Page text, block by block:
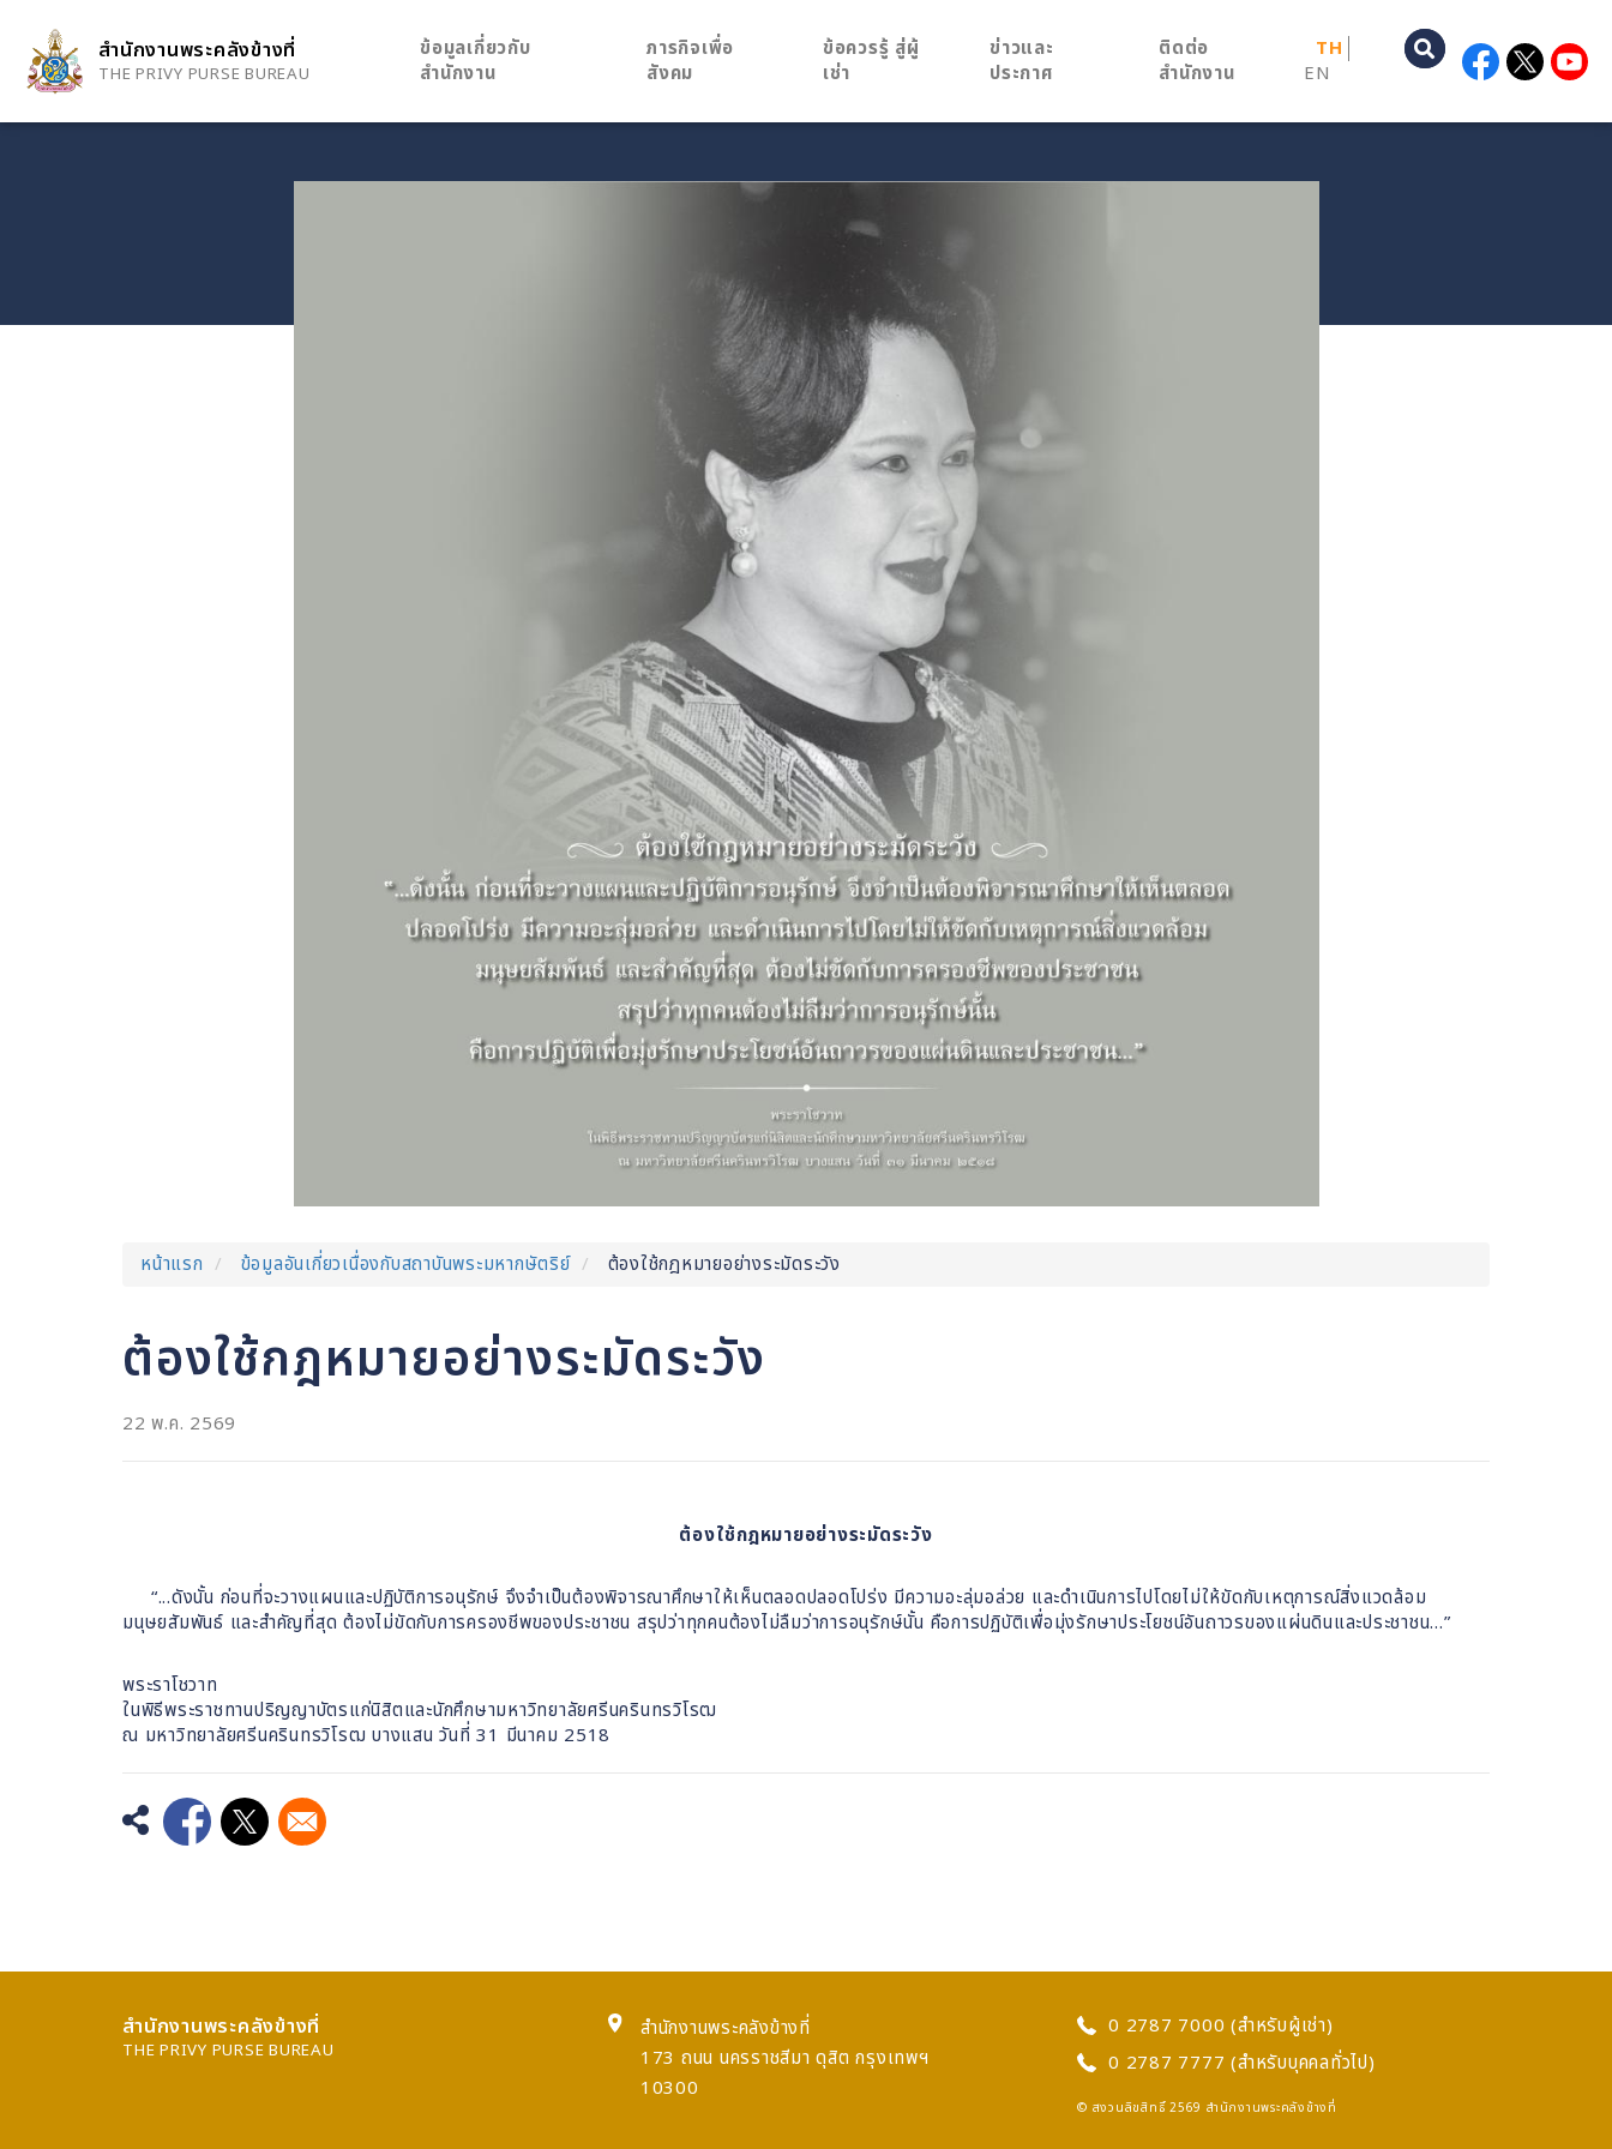
main
content
สำนักงานพระคลังข้างที่
THE PRIVY PURSE BUREAU
ข้อมูลเกี่ยวกับ
สำนักงาน
ภารกิจเพื่อ
สังคม
ข้อควรรู้ สู่ผู้
เช่า
ข่าวและ
ประกาศ
ติดต่อ
สำนักงาน
TH
EN
หน้าแรก ข้อมูลอันเกี่ยวเนื่องกับสถาบันพระมหากษัตริย์ ต้องใช้กฎหมายอย่างระมัดระวัง
ต้องใช้กฎหมายอย่างระมัดระวัง
22 พ.ค. 2569
ต้องใช้กฎหมายอย่างระมัดระวัง
“...ดังนั้น ก่อนที่จะวางแผนและปฏิบัติการอนุรักษ์ จึงจำเป็นต้องพิจารณาศึกษาให้เห็นตลอดปลอดโปร่ง มีความอะลุ่มอล่วย และดำเนินการไปโดยไม่ให้ขัดกับเหตุการณ์สิ่งแวดล้อม
มนุษยสัมพันธ์ และสำคัญที่สุด ต้องไม่ขัดกับการครองชีพของประชาชน สรุปว่าทุกคนต้องไม่ลืมว่าการอนุรักษ์นั้น คือการปฏิบัติเพื่อมุ่งรักษาประโยชน์อันถาวรของแผ่นดินและประชาชน...”
พระราโชวาท
ในพิธีพระราชทานปริญญาบัตรแก่นิสิตและนักศึกษามหาวิทยาลัยศรีนครินทรวิโรฒ
ณ มหาวิทยาลัยศรีนครินทรวิโรฒ บางแสน วันที่ 31 มีนาคม 2518
Opens in a new window
Opens in a new window
สำนักงานพระคลังข้างที่
THE PRIVY PURSE BUREAU
สำนักงานพระคลังข้างที่
173 ถนน นครราชสีมา ดุสิต กรุงเทพฯ
10300
0 2787 7000 (สำหรับผู้เช่า)
0 2787 7777 (สำหรับบุคคลทั่วไป)
© สงวนลิขสิทธิ์ 2569 สำนักงานพระคลังข้างที่